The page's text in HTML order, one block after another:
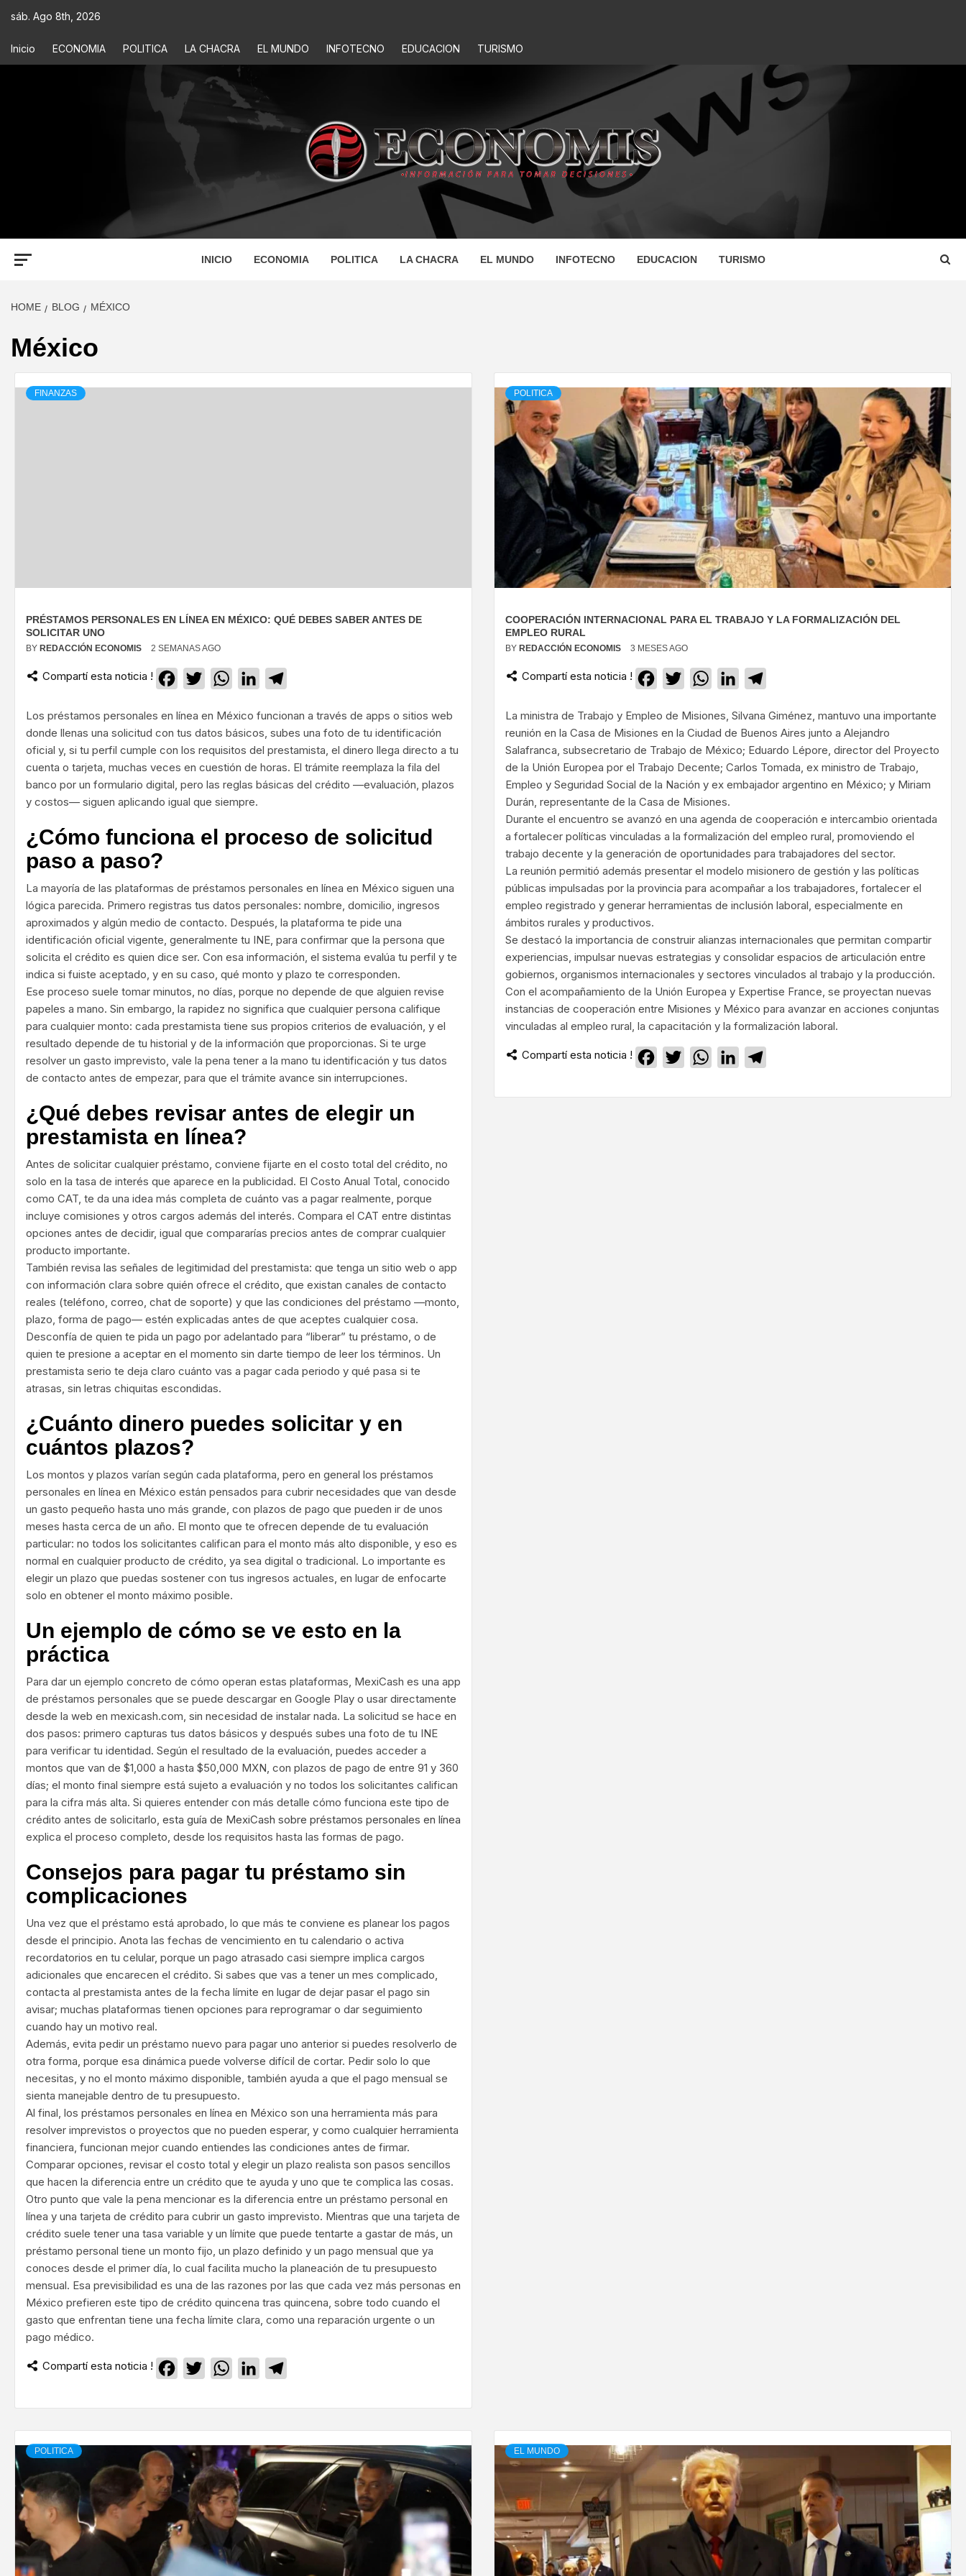
sáb. Ago 8th, 2026
Inicio ECONOMIA POLITICA LA CHACRA EL MUNDO INFOTECNO EDUCACION TURISMO
ECONOMIS
INICIO ECONOMIA POLITICA LA CHACRA EL MUNDO INFOTECNO EDUCACION TURISMO
HOME BLOG MÉXICO
México
FINANZAS
PRÉSTAMOS PERSONALES EN LÍNEA EN MÉXICO: QUÉ DEBES SABER ANTES DE
SOLICITAR UNO
BY REDACCIÓN ECONOMIS 2 SEMANAS AGO
Compartí esta noticia ! Facebook
TwitterWhatsApp
LinkedIn
Los préstamos personales en línea en México funcionan a través de apps o sitios web
donde llenas una solicitud con tus datos básicos, subes una foto de tu identificación
oficial y, si tu perfil cumple con los requisitos del prestamista, el dinero llega directo a tu
cuenta o tarjeta, muchas veces en cuestión de horas. El trámite reemplaza la fila del
banco por un formulario digital, pero las reglas básicas del crédito —evaluación, plazos
y costos— siguen aplicando igual que siempre.
¿Cómo funciona el proceso de solicitud
paso a paso?
La mayoría de las plataformas de préstamos personales en línea en México siguen una
lógica parecida. Primero registras tus datos personales: nombre, domicilio, ingresos
aproximados y algún medio de contacto. Después, la plataforma te pide una
identificación oficial vigente, generalmente tu INE, para confirmar que la persona que
solicita el crédito es quien dice ser. Con esa información, el sistema evalúa tu perfil y te
indica si fuiste aceptado, y en su caso, qué monto y plazo te corresponden.
Ese proceso suele tomar minutos, no días, porque no depende de que alguien revise
papeles a mano. Sin embargo, la rapidez no significa que cualquier persona califique
para cualquier monto: cada prestamista tiene sus propios criterios de evaluación, y el
resultado depende de tu historial y de la información que proporcionas. Si te urge
resolver un gasto imprevisto, vale la pena tener a la mano tu identificación y tus datos
de contacto antes de empezar, para que el trámite avance sin interrupciones.
¿Qué debes revisar antes de elegir un
prestamista en línea?
Antes de solicitar cualquier préstamo, conviene fijarte en el costo total del crédito, no
solo en la tasa de interés que aparece en la publicidad. El Costo Anual Total, conocido
como CAT, te da una idea más completa de cuánto vas a pagar realmente, porque
incluye comisiones y otros cargos además del interés. Compara el CAT entre distintas
opciones antes de decidir, igual que compararías precios antes de comprar cualquier
producto importante.
También revisa las señales de legitimidad del prestamista: que tenga un sitio web o app
con información clara sobre quién ofrece el crédito, que existan canales de contacto
reales (teléfono, correo, chat de soporte) y que las condiciones del préstamo —monto,
plazo, forma de pago— estén explicadas antes de que aceptes cualquier cosa.
Desconfía de quien te pida un pago por adelantado para “liberar” tu préstamo, o de
quien te presione a aceptar en el momento sin darte tiempo de leer los términos. Un
prestamista serio te deja claro cuánto vas a pagar cada periodo y qué pasa si te
atrasas, sin letras chiquitas escondidas.
¿Cuánto dinero puedes solicitar y en
cuántos plazos?
Los montos y plazos varían según cada plataforma, pero en general los préstamos
personales en línea en México están pensados para cubrir necesidades que van desde
un gasto pequeño hasta uno más grande, con plazos de pago que pueden ir de unos
meses hasta cerca de un año. El monto que te ofrecen depende de tu evaluación
particular: no todos los solicitantes califican para el monto más alto disponible, y eso es
normal en cualquier producto de crédito, ya sea digital o tradicional. Lo importante es
elegir un plazo que puedas sostener con tus ingresos actuales, en lugar de enfocarte
solo en obtener el monto máximo posible.
Un ejemplo de cómo se ve esto en la
práctica
Para dar un ejemplo concreto de cómo operan estas plataformas, MexiCash es una app
de préstamos personales que se puede descargar en Google Play o usar directamente
desde la web en mexicash.com, sin necesidad de instalar nada. La solicitud se hace en
dos pasos: primero capturas tus datos básicos y después subes una foto de tu INE
para verificar tu identidad. Según el resultado de la evaluación, puedes acceder a
montos que van de $1,000 a hasta $50,000 MXN, con plazos de pago de entre 91 y 360
días; el monto final siempre está sujeto a evaluación y no todos los solicitantes califican
para la cifra más alta. Si quieres entender con más detalle cómo funciona este tipo de
crédito antes de solicitarlo, esta guía de MexiCash sobre préstamos personales en línea
explica el proceso completo, desde los requisitos hasta las formas de pago.
Consejos para pagar tu préstamo sin
complicaciones
Una vez que el préstamo está aprobado, lo que más te conviene es planear los pagos
desde el principio. Anota las fechas de vencimiento en tu calendario o activa
recordatorios en tu celular, porque un pago atrasado casi siempre implica cargos
adicionales que encarecen el crédito. Si sabes que vas a tener un mes complicado,
contacta al prestamista antes de la fecha límite en lugar de dejar pasar el pago sin
avisar; muchas plataformas tienen opciones para reprogramar o dar seguimiento
cuando hay un motivo real.
Además, evita pedir un préstamo nuevo para pagar uno anterior si puedes resolverlo de
otra forma, porque esa dinámica puede volverse difícil de cortar. Pedir solo lo que
necesitas, y no el monto máximo disponible, también ayuda a que el pago mensual se
sienta manejable dentro de tu presupuesto.
Al final, los préstamos personales en línea en México son una herramienta más para
resolver imprevistos o proyectos que no pueden esperar, y como cualquier herramienta
financiera, funcionan mejor cuando entiendes las condiciones antes de firmar.
Comparar opciones, revisar el costo total y elegir un plazo realista son pasos sencillos
que hacen la diferencia entre un crédito que te ayuda y uno que te complica las cosas.
Otro punto que vale la pena mencionar es la diferencia entre un préstamo personal en
línea y una tarjeta de crédito para cubrir un gasto imprevisto. Mientras que una tarjeta de
crédito suele tener una tasa variable y un límite que puede tentarte a gastar de más, un
préstamo personal tiene un monto fijo, un plazo definido y un pago mensual que ya
conoces desde el primer día, lo cual facilita mucho la planeación de tu presupuesto
mensual. Esa previsibilidad es una de las razones por las que cada vez más personas en
México prefieren este tipo de crédito quincena tras quincena, sobre todo cuando el
gasto que enfrentan tiene una fecha límite clara, como una reparación urgente o un
pago médico.
Compartí esta noticia ! Facebook
TwitterWhatsApp
LinkedIn
POLITICA
COOPERACIÓN INTERNACIONAL PARA EL TRABAJO Y LA FORMALIZACIÓN DEL
EMPLEO RURAL
BY REDACCIÓN ECONOMIS 3 MESES AGO
Compartí esta noticia ! Facebook
TwitterWhatsApp
LinkedIn
La ministra de Trabajo y Empleo de Misiones, Silvana Giménez, mantuvo una importante
reunión en la Casa de Misiones en la Ciudad de Buenos Aires junto a Alejandro
Salafranca, subsecretario de Trabajo de México; Eduardo Lépore, director del Proyecto
de la Unión Europea por el Trabajo Decente; Carlos Tomada, ex ministro de Trabajo,
Empleo y Seguridad Social de la Nación y ex embajador argentino en México; y Miriam
Durán, representante de la Casa de Misiones.
Durante el encuentro se avanzó en una agenda de cooperación e intercambio orientada
a fortalecer políticas vinculadas a la formalización del empleo rural, promoviendo el
trabajo decente y la generación de oportunidades para trabajadores del sector.
La reunión permitió además presentar el modelo misionero de gestión y las políticas
públicas impulsadas por la provincia para acompañar a los trabajadores, fortalecer el
empleo registrado y generar herramientas de inclusión laboral, especialmente en
ámbitos rurales y productivos.
Se destacó la importancia de construir alianzas internacionales que permitan compartir
experiencias, impulsar nuevas estrategias y consolidar espacios de articulación entre
gobiernos, organismos internacionales y sectores vinculados al trabajo y la producción.
Con el acompañamiento de la Unión Europea y Expertise France, se proyectan nuevas
instancias de cooperación entre Misiones y México para avanzar en acciones conjuntas
vinculadas al empleo rural, la capacitación y la formalización laboral.
Compartí esta noticia ! Facebook
TwitterWhatsApp
LinkedIn
POLITICA EL MUNDO